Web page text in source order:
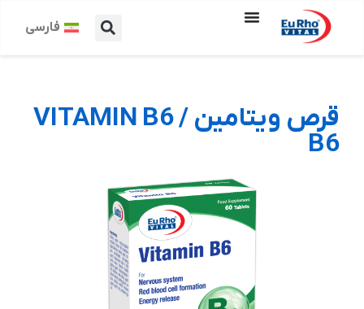
فارسی
قرص ویتامین VITAMIN B6 /
B6